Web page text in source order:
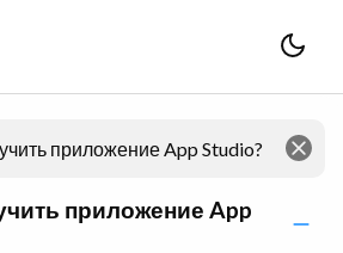
приложение App